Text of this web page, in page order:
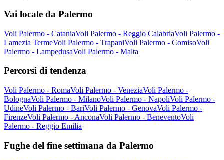
Vai locale da Palermo
Voli Palermo - CataniaVoli Palermo - Reggio CalabriaVoli Palermo -
Lamezia TermeVoli Palermo - TrapaniVoli Palermo - ComisoVoli
Palermo - LampedusaVoli Palermo - Malta
Percorsi di tendenza
Voli Palermo - RomaVoli Palermo - VeneziaVoli Palermo -
BolognaVoli Palermo - MilanoVoli Palermo - NapoliVoli Palermo -
UdineVoli Palermo - BariVoli Palermo - GenovaVoli Palermo -
FirenzeVoli Palermo - AnconaVoli Palermo - BeneventoVoli
Palermo - Reggio Emilia
Fughe del fine settimana da Palermo